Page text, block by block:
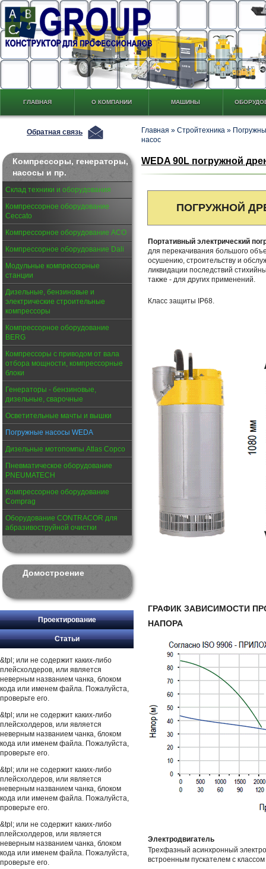
ГЛАВНАЯ О КОМПАНИИ МАШИНЫ
Обратная связь
Компрессоры, генераторы,
насосы и пр.
Склад техники и оборудования
Компрессорное оборудование
Ceccato
Компрессорное оборудование АСО
Компрессорное оборудование Dali
Модульные компрессорные
станции
Дизельные, бензиновые и
электрические строительные
компрессоры
Компрессорное оборудование
BERG
Компрессоры с приводом от вала
отбора мощности, компрессорные
блоки
Генераторы - бензиновые,
дизельные, сварочные
Осветительные мачты и вышки
Погружные насосы WEDA
Дизельные мотопомпы Atlas Copco
Пневматическое оборудование
PNEUMATECH
Компрессорное оборудование
Comprag
Оборудование CONTRACOR для
абразивоструйной очистки
Домостроение
Проектирование
Статьи
&tpl; или не содержит каких-либо
плейсхолдеров, или является
неверным названием чанка, блоком
кода или именем файла. Пожалуйста,
проверьте его.
&tpl; или не содержит каких-либо
плейсхолдеров, или является
неверным названием чанка, блоком
кода или именем файла. Пожалуйста,
проверьте его.
&tpl; или не содержит каких-либо
плейсхолдеров, или является
неверным названием чанка, блоком
кода или именем файла. Пожалуйста,
проверьте его.
&tpl; или не содержит каких-либо
плейсхолдеров, или является
неверным названием чанка, блоком
кода или именем файла. Пожалуйста,
проверьте его.
Главная » Стройтехника »
насос
WEDA 90L погружной
ПОГРУЖНОЙ
Портативный электрический
для перекачивания большого
осушению, строительству и
ликвидации последствий
также - для других применений.
Класс защиты IP68.
ГРАФИК ЗАВИСИМОСТИ
НАПОРА
Электродвигатель
Трехфазный асинхронный
встроенным пускателем с